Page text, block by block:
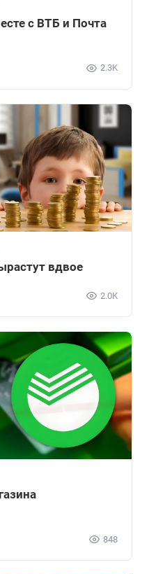
с ВТБ и Почта
2.3K
вдвое
2.0K
848